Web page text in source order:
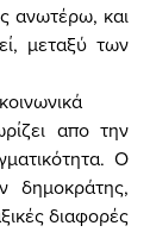
ανωτέρω, και
μεταξύ των
κοινωνικά
Ο
δημοκράτης,
διαφορές